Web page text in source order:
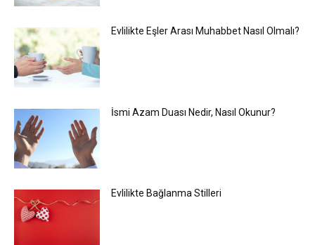
Evlilikte Eşler Arası Muhabbet Nasıl Olmalı?
İsmi Azam Duası Nedir, Nasıl Okunur?
Evlilikte Bağlanma Stilleri